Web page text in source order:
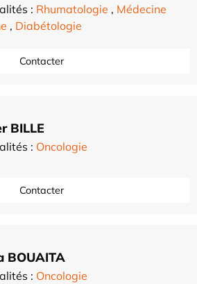
: Rhumatologie , Médecine
, Diabétologie
Contacter
BILLE
: Oncologie
Contacter
BOUAITA
: Oncologie